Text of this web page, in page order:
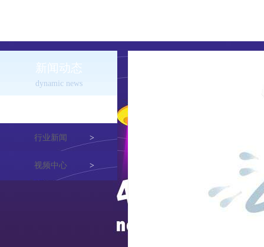
新闻动态
dynamic news
行业新闻 >
视频中心 >